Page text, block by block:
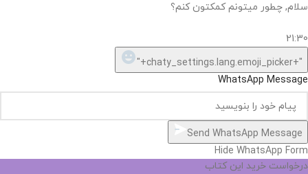
سلام, چطور میتونم کمکتون کنم؟
21:30
"+chaty_settings.lang.emoji_picker+"
WhatsApp Message
Send WhatsApp Message
Hide WhatsApp Form
درخواست خرید این کتاب